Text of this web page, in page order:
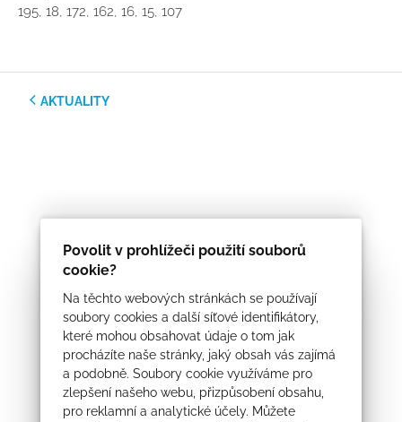
Povolit v prohlížeči použití souborů
cookie?
Na těchto webových stránkách se používají
soubory cookies a další síťové identifikátory,
které mohou obsahovat údaje o tom jak
procházíte naše stránky, jaký obsah vás zajímá
a podobně. Soubory cookie využíváme pro
zlepšení našeho webu, přizpůsobení obsahu,
pro reklamní a analytické účely. Můžete
195, 18, 172, 162, 16, 15, 107
AKTUALITY